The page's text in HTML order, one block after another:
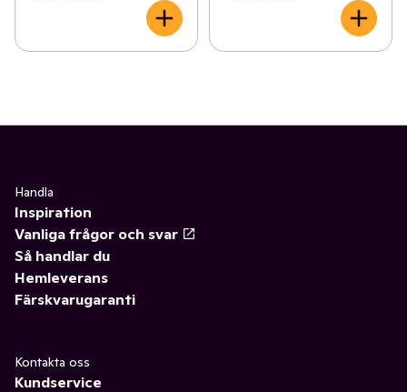
Handla
Inspiration
Vanliga frågor och svar
Så handlar du
Hemleverans
Färskvarugaranti
Kontakta oss
Kundservice